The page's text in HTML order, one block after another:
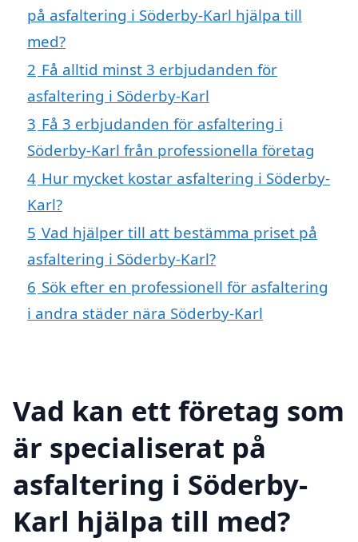
på asfaltering i Söderby-Karl hjälpa till
med?
2 Få alltid minst 3 erbjudanden för
asfaltering i Söderby-Karl
3 Få 3 erbjudanden för asfaltering i
Söderby-Karl från professionella företag
4 Hur mycket kostar asfaltering i Söderby-
Karl?
5 Vad hjälper till att bestämma priset på
asfaltering i Söderby-Karl?
6 Sök efter en professionell för asfaltering
i andra städer nära Söderby-Karl
Vad kan ett företag som
är specialiserat på
asfaltering i Söderby-
Karl hjälpa till med?